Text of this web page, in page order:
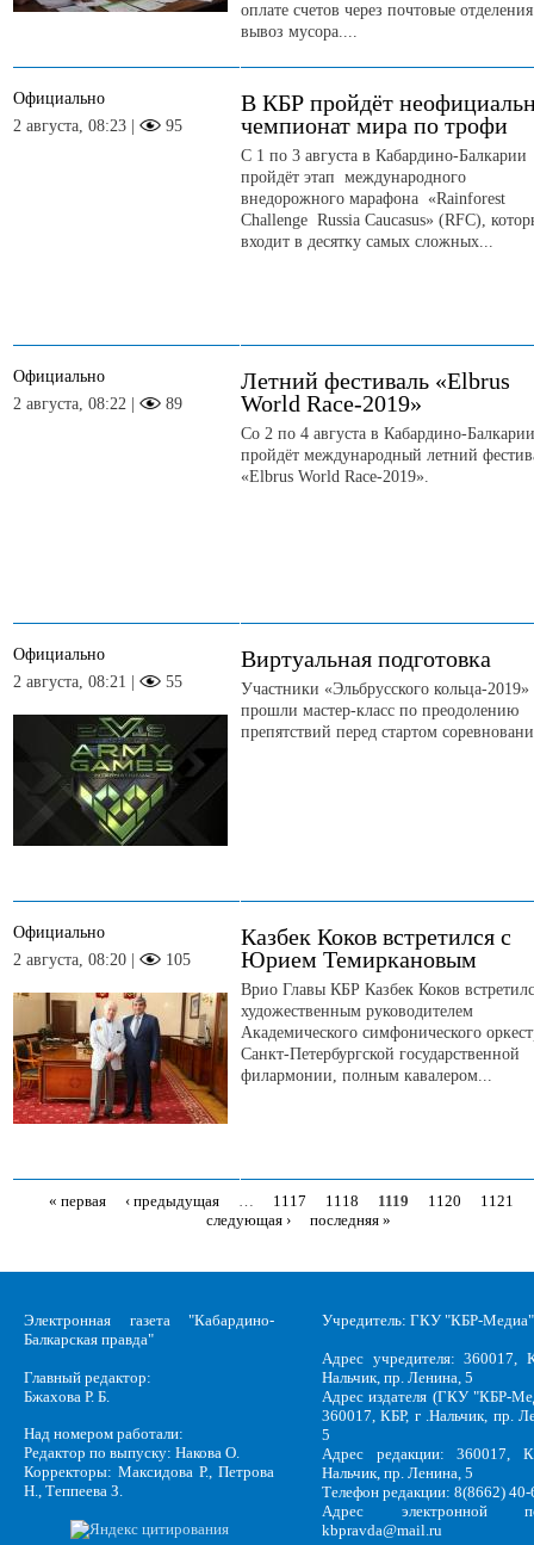
оплате счетов через почтовые
вывоз мусора....
Официально
2 августа, 08:23 |
95
В КБР пройдёт
чемпионат мира по трофи
С 1 по 3 августа в Кабардино-Балкарии
пройдёт этап международного
внедорожного марафона «Rainforest
Challenge Russia Caucasus» (RFC),
входит в десятку самых сложных...
Официально
2 августа, 08:22 |
89
Летний фестиваль «Elbrus
World Race-2019»
Со 2 по 4 августа в Кабардино-Балкарии
пройдёт международный летний
«Elbrus World Race-2019».
Официально
2 августа, 08:21 |
55
Виртуальная подготовка
Участники «Эльбрусского кольца-2019»
прошли мастер-класс по преодолению
препятствий перед стартом
Официально
2 августа, 08:20 |
105
Казбек Коков встретился с
Юрием Темиркановым
Врио Главы КБР Казбек Коков
художественным руководителем
Академического симфонического
Санкт-Петербургской государственной
филармонии, полным кавалером...
Страницы
« первая ‹ предыдущая 1117 1118 1119 1120 1121
следующая ›
последняя »
Электронная газета "Кабардино-
Балкарская правда"
Главный редактор:
Бжахова Р. Б.
Над номером работали:
Редактор по выпуску: Накова О.
Корректоры: Максидова Р., Петрова
Н., Теппеева З.
Учредитель: ГКУ "КБР-Медиа"
Адрес учредителя: 360017,
Нальчик, пр. Ленина, 5
Адрес издателя (ГКУ "КБР-
360017, КБР, г .Нальчик, пр.
5
Адрес редакции: 360017,
Нальчик, пр. Ленина, 5
Телефон редакции: 8(8662)
Адрес электронной
kbpravda@mail.ru